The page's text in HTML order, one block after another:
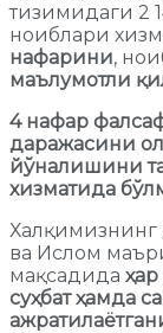
тизимидаги 2
ноиблари
нафарини,
маълумотли
4 нафар
даражасини
йўналишини
хизматида
ва Ислом
мақсадида
суҳбат ҳамда